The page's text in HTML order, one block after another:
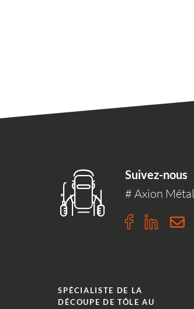
Suivez-nous
# Axion Métal
n
m
SPÉCIALISTE DE LA
DÉCOUPE DE TÔLE AU